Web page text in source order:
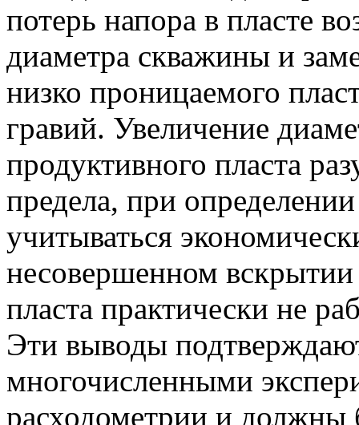
потерь напора в пласте
диаметра скважины и
низко проницаемого
гравий. Увеличение
продуктивного пласта
предела, при
учитываться
несовершенном
пласта практически не
Эти выводы
многочисленными
расходометрии и